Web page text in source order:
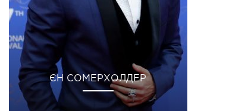
ЄН СОМЕРХОЛДЕР